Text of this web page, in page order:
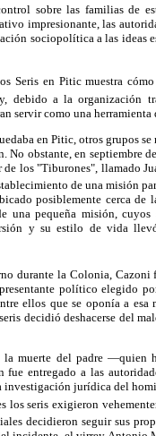
sobre las familias de
impresionante, las
sociopolítica a las ideas
Seris en Pitic muestra
debido a la organización
servir como una
en Pitic, otros grupos
No obstante, en septiembre
los "Tiburones", llamado
de una misión
posiblemente cerca
una pequeña misión,
y su estilo de vida llevó
durante la Colonia,
político elegido
ellos que se oponía a
decidió deshacerse del
la muerte del padre
entregado a las
investigación jurídica del
los seris exigieron
decidieron seguir sus